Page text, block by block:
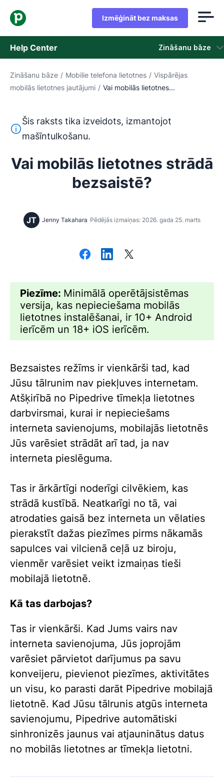
Izmēģināt bez maksas
Help Center Zināšanu bāze
Zināšanu bāze
Sazināties ar atbalsta dienestu
Zināšanu bāze / Mobilie telefona lietotnes / Vispārējas
mobilās lietotnes jautājumi / Vai mobilās lietotnes...
Šis teksts ir tulkots no angļu valodas, izmantojot
Šis raksts tika izveidots, izmantojot
mašīntulkošanu.
Vai mobilās lietotnes strādā
bezsaistē?
JT Jenny Takahara Pēdējās izmaiņas: 2026. gada 25. marts
Piezīme: Minimālā operētājsistēmas
versija, kas nepieciešama mobilās
lietotnes instalēšanai, ir 10+ Android
ierīcēm un 18+ iOS ierīcēm.
Bezsaistes režīms ir vienkārši tad, kad
Jūsu tālrunim nav piekļuves internetam.
Atšķirībā no Pipedrive tīmekļa lietotnes
darbvirsmai, kurai ir nepieciešams
interneta savienojums, mobilajās lietotnēs
Jūs varēsiet strādāt arī tad, ja nav
interneta pieslēguma.
Tas ir ārkārtīgi noderīgi cilvēkiem, kas
strādā kustībā. Neatkarīgi no tā, vai
atrodaties gaisā bez interneta un vēlaties
pierakstīt dažas piezīmes pirms nākamās
sapulces vai vilcienā ceļā uz biroju,
vienmēr varēsiet veikt izmaiņas tieši
mobilajā lietotnē.
Kā tas darbojas?
Tas ir vienkārši. Kad Jums vairs nav
interneta savienojuma, Jūs joprojām
varēsiet pārvietot darījumus pa savu
konveijeru, pievienot piezīmes, aktivitātes
un visu, ko parasti darāt Pipedrive mobilajā
lietotnē. Kad Jūsu tālrunis atgūs interneta
savienojumu, Pipedrive automātiski
sinhronizēs jaunus vai atjauninātus datus
no mobilās lietotnes ar tīmekļa lietotni.